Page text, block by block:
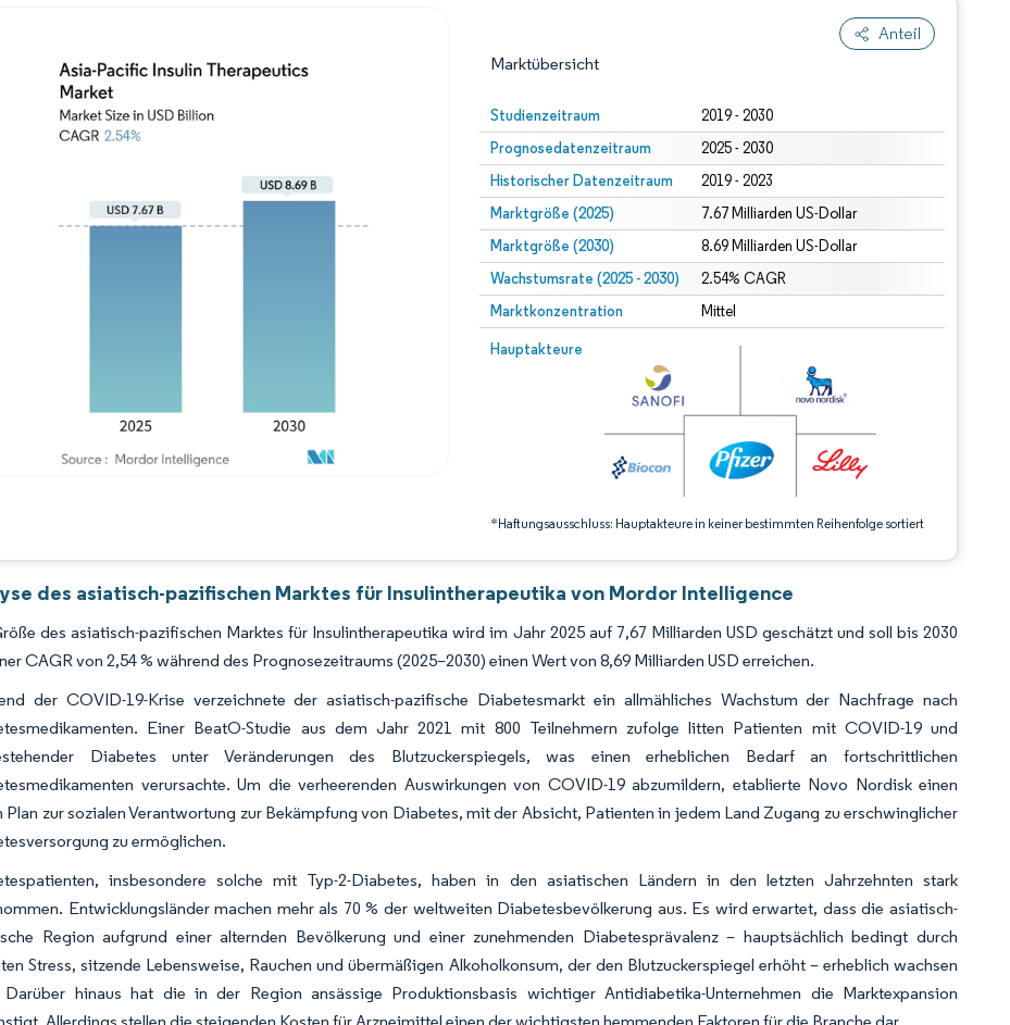
Anteil
Marktübersicht
Studienzeitraum 2019 - 2030
Prognosedatenzeitraum 2025 - 2030
Historischer Datenzeitraum 2019 - 2023
Marktgröße (2025) 7.67 Milliarden US-Dollar
Marktgröße (2030) 8.69 Milliarden US-Dollar
Wachstumsrate (2025 - 2030) 2.54% CAGR
Marktkonzentration Mittel
Hauptakteure
*Haftungsausschluss: Hauptakteure in keiner bestimmten Reihenfolge sortiert
Bild © Mordor Intelligence. Wiederverwendung erfordert Namensnennung gemäß CC BY 4.0.
Bild © Mordor Intelligence. Wiederverwendung erfordert Namensnennung gemäß CC BY 4.0.
des asiatisch-pazifischen Marktes für Insulintherapeutika von Mordor Intelligence
des asiatisch-pazifischen Marktes für Insulintherapeutika wird im Jahr 2025 auf 7,67 Milliarden USD geschätzt und soll bis 2030
CAGR von 2,54 % während des Prognosezeitraums (2025–2030) einen Wert von 8,69 Milliarden USD erreichen.
der COVID-19-Krise verzeichnete der asiatisch-pazifische Diabetesmarkt ein allmähliches Wachstum der Nachfrage nach
Einer BeatO-Studie aus dem Jahr 2021 mit 800 Teilnehmern zufolge litten Patienten mit COVID-19 und
Diabetes unter Veränderungen des Blutzuckerspiegels, was einen erheblichen Bedarf an fortschrittlichen
verursachte. Um die verheerenden Auswirkungen von COVID-19 abzumildern, etablierte Novo Nordisk einen
Plan zur sozialen Verantwortung zur Bekämpfung von Diabetes, mit der Absicht, Patienten in jedem Land Zugang zu erschwinglicher
zu ermöglichen.
insbesondere solche mit Typ-2-Diabetes, haben in den asiatischen Ländern in den letzten Jahrzehnten stark
Entwicklungsländer machen mehr als 70 % der weltweiten Diabetesbevölkerung aus. Es wird erwartet, dass die asiatisch-
Region aufgrund einer alternden Bevölkerung und einer zunehmenden Diabetesprävalenz – hauptsächlich bedingt durch
Stress, sitzende Lebensweise, Rauchen und übermäßigen Alkoholkonsum, der den Blutzuckerspiegel erhöht – erheblich wachsen
hinaus hat die in der Region ansässige Produktionsbasis wichtiger Antidiabetika-Unternehmen die Marktexpansion